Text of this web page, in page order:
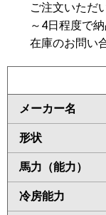
ご注文いただ
～4日程度で
在庫のお問い
メーカー名
形状
馬力（能力）
冷房能力